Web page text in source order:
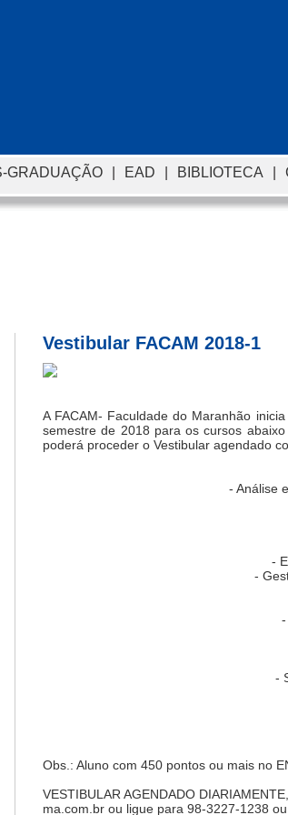
GRADUAÇÃO | EAD | BIBLIOTECA |
Vestibular FACAM 2018-1
A FACAM- Faculdade do Maranhão
semestre de 2018 para os cursos
poderá proceder o Vestibular agendado
- Análise
-
-
-
Obs.: Aluno com 450 pontos ou mais no
VESTIBULAR AGENDADO
ma.com.br ou ligue para 98-3227-1238